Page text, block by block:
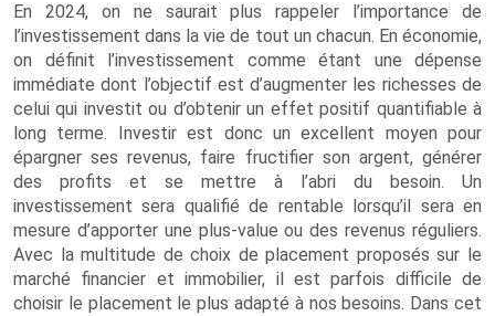
En 2024, on ne saurait plus rappeler l’importance de
l’investissement dans la vie de tout un chacun. En économie,
on définit l’investissement comme étant une dépense
immédiate dont l’objectif est d’augmenter les richesses de
celui qui investit ou d’obtenir un effet positif quantifiable à
long terme. Investir est donc un excellent moyen pour
épargner ses revenus, faire fructifier son argent, générer
des profits et se mettre à l’abri du besoin. Un
investissement sera qualifié de rentable lorsqu’il sera en
mesure d’apporter une plus-value ou des revenus réguliers.
Avec la multitude de choix de placement proposés sur le
marché financier et immobilier, il est parfois difficile de
choisir le placement le plus adapté à nos besoins. Dans cet